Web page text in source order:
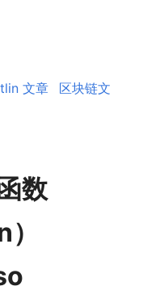
文章
区块链文
数